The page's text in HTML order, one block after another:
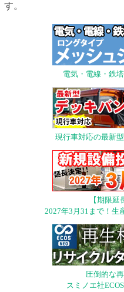
す。
電気・電線・鉄
現行車対応の最新
【期限延
2027年3月31まで！生
圧倒的な
スミノエ社